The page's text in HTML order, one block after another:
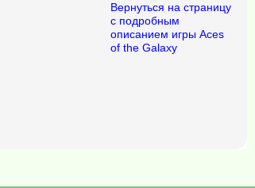
Вернуться на страницу
с подробным
описанием игры Aces
of the Galaxy